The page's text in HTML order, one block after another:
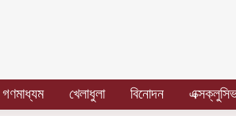
গণমাধ্যম খেলাধুলা বিনোদন